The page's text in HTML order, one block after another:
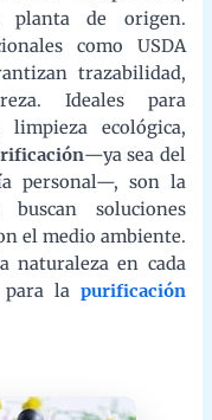
trazabilidad,
para aromaterapia,
bienestar integral y
el cuerpo o la
de quienes buscan
con el medio
la naturaleza en cada
para la
purificación